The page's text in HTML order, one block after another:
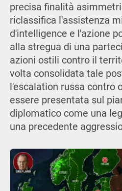
precisa finalità
riclassifica l'assistenza
d'intelligence e l'azione
alla stregua di una
azioni ostili contro il
volta consolidata tale
l'escalation russa contro
essere presentata sul
diplomatico come una
una precedente